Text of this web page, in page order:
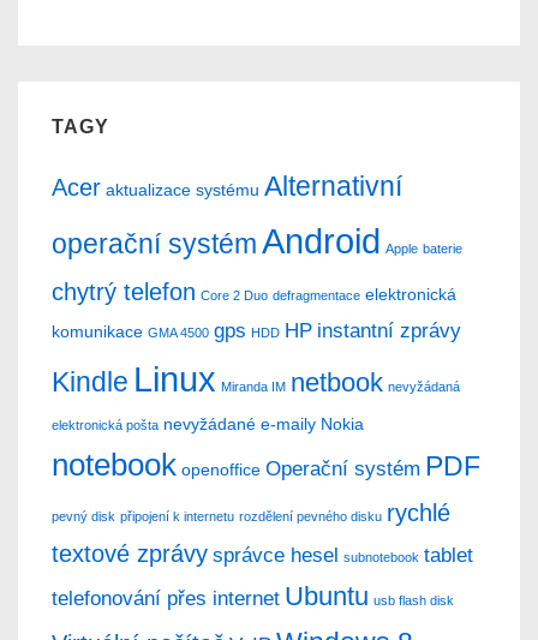
TAGY
Acer aktualizace systému Alternativní
operační systémAndroid Apple baterie
chytrý telefon Core 2 Duo defragmentace elektronická
komunikace GMA 4500 gps HDD HP instantní zprávy
Kindle Linux Miranda IM netbook nevyžádaná
elektronická pošta nevyžádané e-maily Nokia
notebook openoffice Operační systém PDF
pevný disk připojení k internetu rozdělení pevného disku rychlé
textové zprávy správce hesel subnotebook tablet
telefonování přes internet Ubuntu usb flash disk